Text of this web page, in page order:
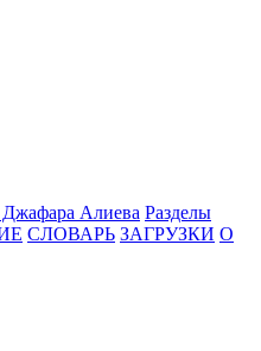
Джафара Алиева Разделы
СЛОВАРЬ ЗАГРУЗКИ О